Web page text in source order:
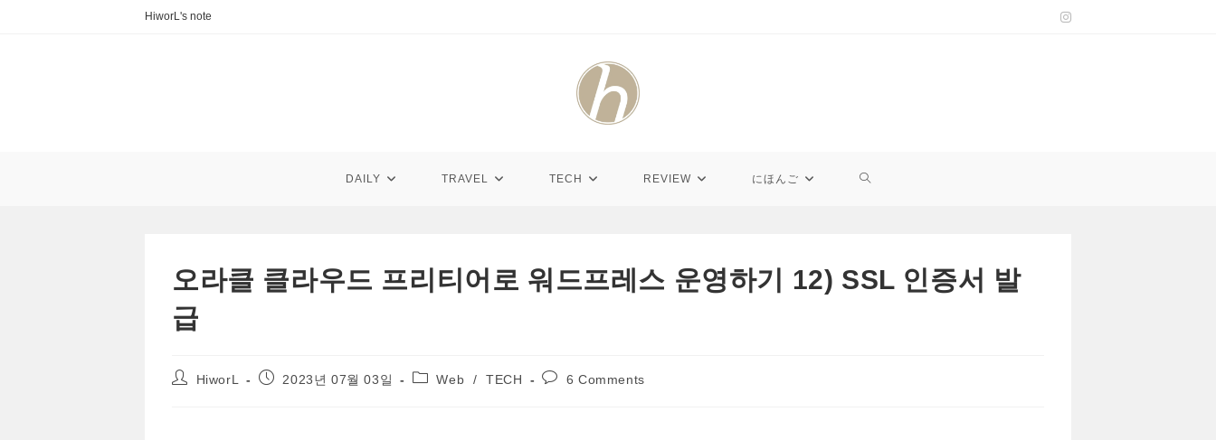
HiworL's note
DAILY TRAVEL TECH REVIEW にほんご TOGGLE
SEARCH
오라클 클라우드 프리티어로 워드프레스 운영하기 12) SSL 인증서 발
급
PostHiworL
Post2023년 07월 03일
PostWeb / TECH
Post6 Comments